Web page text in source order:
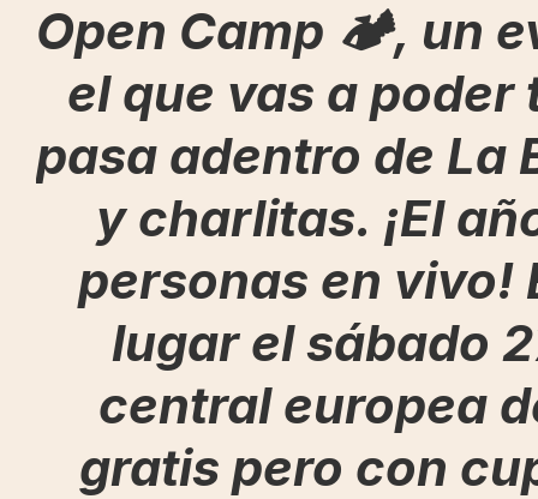
Open Camp 🏕️, un
el que vas a
pasa adentro de La
y charlitas. ¡El
personas en vivo!
lugar el sábado
central europea
gratis pero con